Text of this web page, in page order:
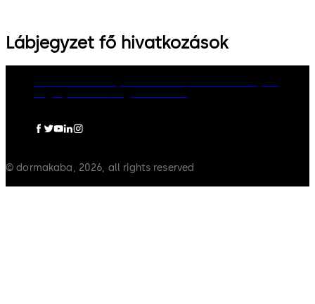
Lábjegyzet fő hivatkozások
© dormakaba, 2026, all rights reserved